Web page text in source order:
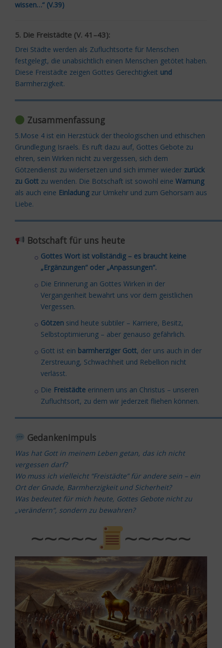
wissen…“ (V.39)
5. Die Freistädte (V. 41–43):
Drei Städte werden als Zufluchtsorte für Menschen
festgelegt, die unabsichtlich einen Menschen getötet haben.
Diese Freistädte zeigen Gottes Gerechtigkeit und
Barmherzigkeit.
Zusammenfassung
5.Mose 4 ist ein Herzstück der theologischen und ethischen
Grundlegung Israels. Es ruft dazu auf, Gottes Gebote zu
ehren, sein Wirken nicht zu vergessen, sich dem
Götzendienst zu widersetzen und sich immer wieder zurück
zu Gott zu wenden. Die Botschaft ist sowohl eine Warnung
als auch eine Einladungzur Umkehr und zum Gehorsam aus
Liebe.
Botschaft für uns heute
Gottes Wort ist vollständig – es braucht keine
„Ergänzungen“ oder „Anpassungen“.
Die Erinnerung an Gottes Wirken in der
Vergangenheit bewahrt uns vor dem geistlichen
Vergessen.
Götzen sind heute subtiler – Karriere, Besitz,
Selbstoptimierung – aber genauso gefährlich.
Gott ist ein barmherziger Gott, der uns auch in der
Zerstreuung, Schwachheit und Rebellion nicht
verlässt.
Die Freistädte erinnern uns an Christus – unseren
Zufluchtsort, zu dem wir jederzeit fliehen können.
Gedankenimpuls
Was hat Gott in meinem Leben getan, das ich nicht
vergessen darf?
Wo muss ich vielleicht “Freistädte” für andere sein – ein
Ort der Gnade, Barmherzigkeit und Sicherheit?
Was bedeutet für mich heute, Gottes Gebote nicht zu
„verändern“, sondern zu bewahren?
~~~~~ ~~~~~